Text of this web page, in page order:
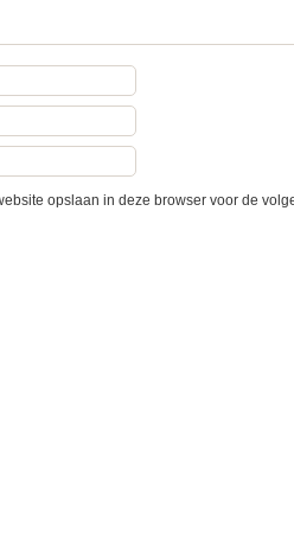
opslaan in deze browser voor de